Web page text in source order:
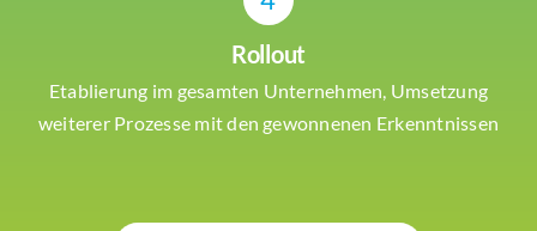
Rollout
Etablierung im gesamten Unternehmen, Umsetzung
weiterer Prozesse mit den gewonnenen Erkenntnissen